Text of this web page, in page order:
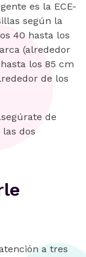
es la ECE-
según la
40 hasta los
(alrededor
los 85 cm
de los
de
dos
a tres